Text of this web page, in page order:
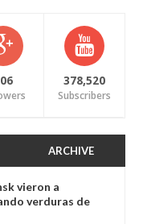
378,520
Subscribers
ARCHIVE
vieron a
verduras de